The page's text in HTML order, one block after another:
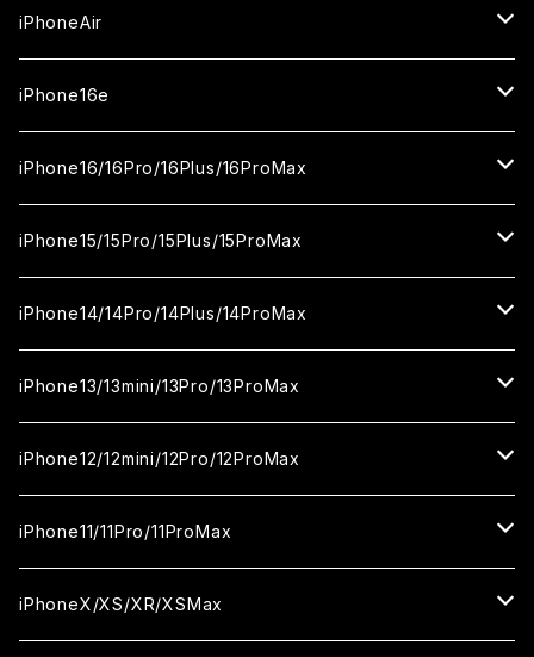
セラミックフィルム
カメラ用フィルム
iPhone17
ガラスフィルム
セラミックフィルム
iPhone17Pro
ガラスフィルム
セラミックフィルム
iPhone17proMax
ガラスフィルム
セラミックフィルム
iPhoneAir
ガラスフィルム
セラミックフィルム
カメラ用フィルム
iPhone16e
ガラスフィルム
セラミックフィルム
カメラ用フィルム
iPhone16/16Pro/16Plus/16ProMax
iPhone16
ガラスフィルム
セラミックフィルム
iPhone16Pro
ガラスフィルム
セラミックフィルム
iPhone16Plus
ガラスフィルム
セラミックフィルム
iPhone16ProMax
ガラスフィルム
セラミックフィルム
iPhone15/15Pro/15Plus/15ProMax
iPhone15
ガラスフィルム
セラミックフィルム
iPhone15Pro
ガラスフィルム
セラミックフィルム
iPhone15Plus
ガラスフィルム
セラミックフィルム
iPhone15ProMax
ガラスフィルム
iPhone14/14Pro/14Plus/14ProMax
iPhone14
ガラスフィルム
セラミックフィルム
iPhone14Pro
ガラスフィルム
セラミックフィルム
iPhone14Plus
ガラスフィルム
iPhone14ProMax
iPhone13/13mini/13Pro/13ProMax
iPhone13/13Pro
ガラスフィルム
セラミックフィルム
iPhone13mini
ガラスフィルム
iPhone13ProMax
iPhone12/12mini/12Pro/12ProMax
iPhone12/12Pro
ガラスフィルム
iPhone12mini
iPhone11/11Pro/11ProMax
iPhone11
iPhoneX/XS/XR/XSMax